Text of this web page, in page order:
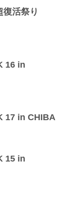
復活祭り
16 in
17 in CHIBA
15 in